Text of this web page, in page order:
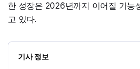
한 성장은 2026년까지 이어질 가능
고 있다.
기사 정보